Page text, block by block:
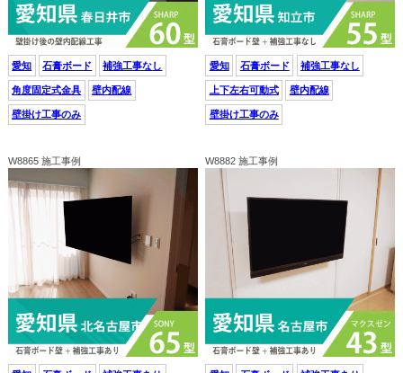
愛知 石膏ボード 補強工事なし
角度固定式金具 壁内配線
壁掛け工事のみ
愛知 石膏ボード 補強工事なし
上下左右可動式 壁内配線
壁掛け工事のみ
W8865 施工事例 W8882 施工事例